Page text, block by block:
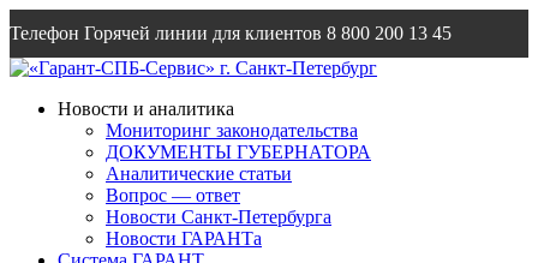
Телефон Горячей линии для клиентов 8 800 200 13 45
Emailinfo@garantsp.ru
Новости и аналитика
Мониторинг законодательства
ДОКУМЕНТЫ ГУБЕРНАТОРА
Аналитические статьи
Вопрос — ответ
Новости Санкт-Петербурга
Новости ГАРАНТа